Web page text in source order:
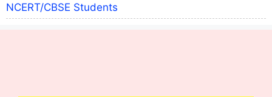
NCERT/CBSE Students